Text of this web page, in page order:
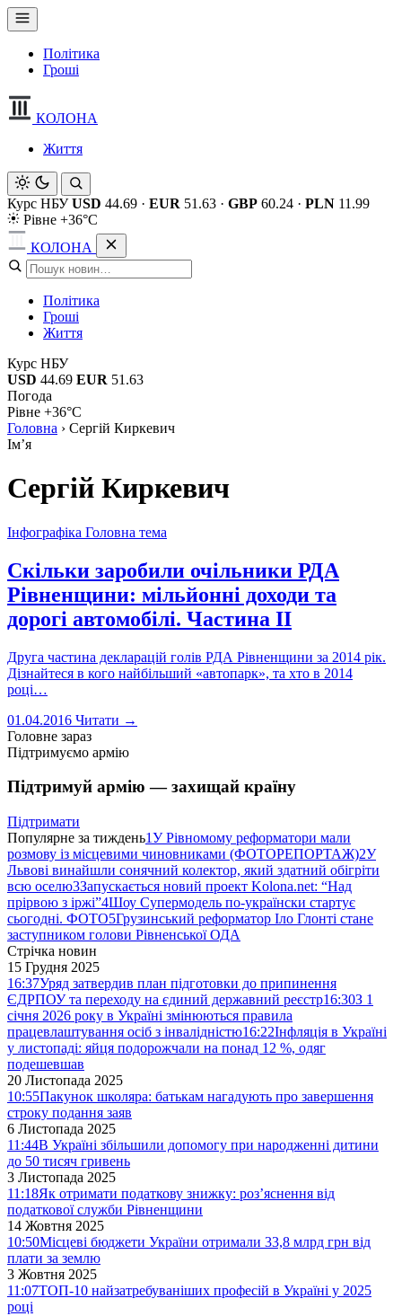
Політика
Гроші
КОЛОНА
Життя
Курс НБУ USD 44.69 · EUR 51.63 · GBP 60.24 · PLN 11.99
Рівне +36°C
КОЛОНА
Політика
Гроші
Життя
Курс НБУ
USD 44.69 EUR 51.63
Погода
Рівне +36°C
Головна › Сергій Киркевич
Імʼя
Сергій Киркевич
Інфографіка Головна тема
Скільки заробили очільники РДА
Рівненщини: мільйонні доходи та
дорогі автомобілі. Частина ІІ
Друга частина декларацій голів РДА Рівненщини за 2014 рік.
Дізнайтеся в кого найбільший «автопарк», та хто в 2014
році…
01.04.2016 Читати →
Головне зараз
Підтримуємо армію
Підтримуй армію — захищай країну
Підтримати
Популярне за тиждень1У Рівномому реформатори мали
розмову із місцевими чиновниками (ФОТОРЕПОРТАЖ)2У
Львові винайшли сонячний колектор, який здатний обігріти
всю оселю3Запускається новий проект Kolona.net: “Над
прірвою з іржі”4Шоу Супермодель по-українски стартує
сьогодні. ФОТО5Грузинський реформатор Іло Глонті стане
заступником голови Рівненської ОДА
Стрічка новин
15 Грудня 2025
16:37Уряд затвердив план підготовки до припинення
ЄДРПОУ та переходу на єдиний державний реєстр16:30З 1
січня 2026 року в Україні змінюються правила
працевлаштування осіб з інвалідністю16:22Інфляція в Україні
у листопаді: яйця подорожчали на понад 12 %, одяг
подешевшав
20 Листопада 2025
10:55Пакунок школяра: батькам нагадують про завершення
строку подання заяв
6 Листопада 2025
11:44В Україні збільшили допомогу при народженні дитини
до 50 тисяч гривень
3 Листопада 2025
11:18Як отримати податкову знижку: роз’яснення від
податкової служби Рівненщини
14 Жовтня 2025
10:50Місцеві бюджети України отримали 33,8 млрд грн від
плати за землю
3 Жовтня 2025
11:07ТОП-10 найзатребуваніших професій в Україні у 2025
році